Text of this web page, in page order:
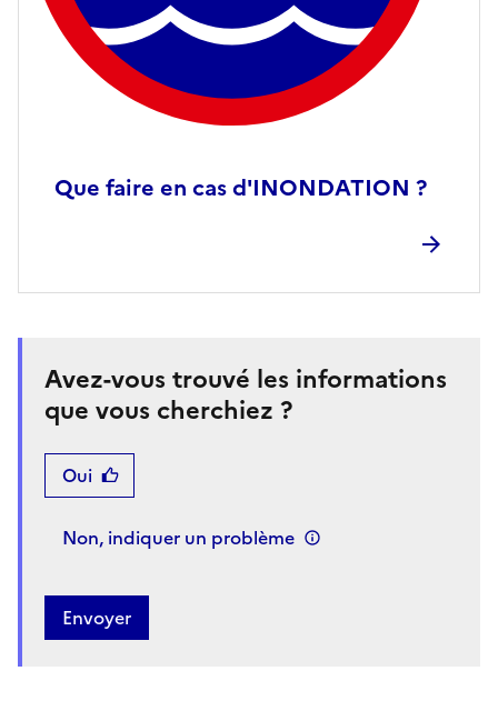
Que faire en cas d'INONDATION ?
Avez-vous trouvé les informations
que vous cherchiez ?
Oui
Non, indiquer un problème